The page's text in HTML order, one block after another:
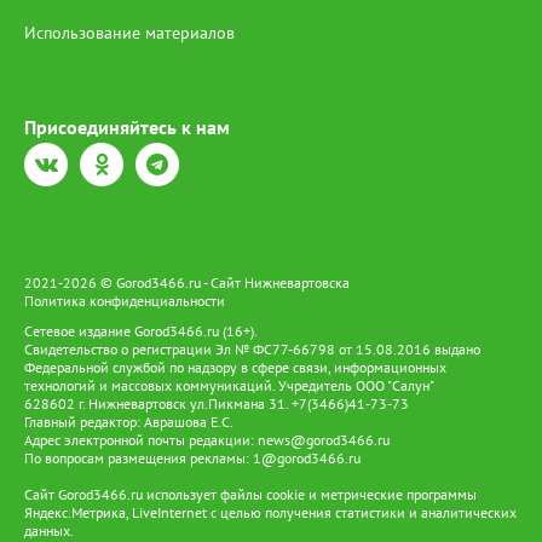
Использование материалов
Присоединяйтесь к нам
2021-2026 © Gorod3466.ru - Сайт Нижневартовска
Политика конфиденциальности
Сетевое издание Gorod3466.ru (16+).
Свидетельство о регистрации Эл № ФС77-66798 от 15.08.2016 выдано
Федеральной службой по надзору в сфере связи, информационных
технологий и массовых коммуникаций. Учредитель ООО "Салун"
628602 г. Нижневартовск ул.Пикмана 31. +7(3466)41-73-73
Главный редактор: Аврашова Е.С.
Адрес электронной почты редакции: news@gorod3466.ru
По вопросам размещения рекламы: 1@gorod3466.ru
Сайт Gorod3466.ru использует файлы cookie и метрические программы
Яндекс.Метрика, LiveInternet с целью получения статистики и аналитических
данных.